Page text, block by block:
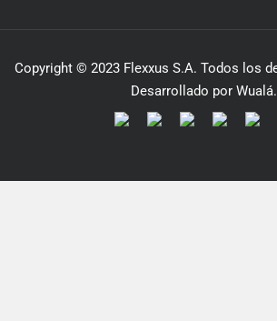
Copyright © 2023 Flexxus S.A. Todos los
Desarrollado por Wualá.